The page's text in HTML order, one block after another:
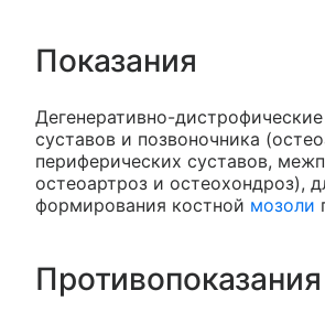
Показания
Дегенеративно-
суставов и позвоночника
периферических суставов,
остеоартроз и остеохондроз),
формирования костной мозоли
Противопоказания